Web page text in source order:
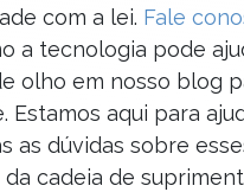
com a lei. Fale
a tecnologia pode
olho em nosso blog
Estamos aqui para
as dúvidas sobre
cadeia de